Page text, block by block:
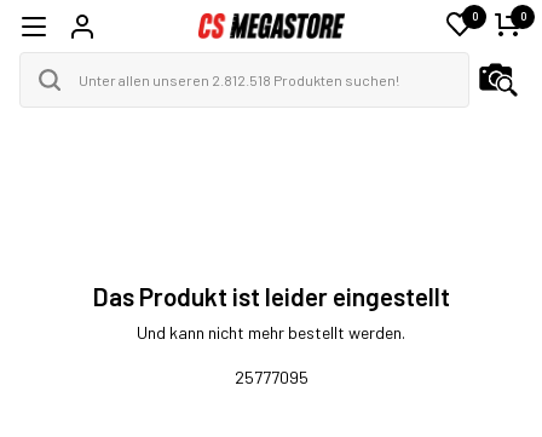
0 0
Das Produkt ist leider eingestellt
Und kann nicht mehr bestellt werden.
25777095